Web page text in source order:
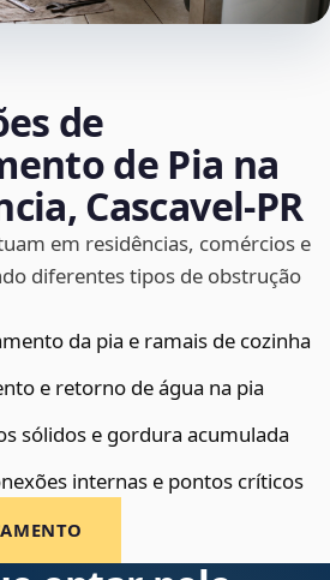
de
de Pia na
Cascavel‑PR
em residências, comércios e
diferentes tipos de obstrução
da pia e ramais de cozinha
e retorno de água na pia
sólidos e gordura acumulada
internas e pontos críticos